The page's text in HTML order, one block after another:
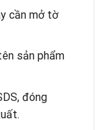
cần mở tờ
sản phẩm
đóng